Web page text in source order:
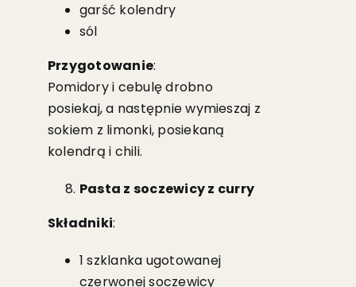
garść kolendry
sól
Przygotowanie:
Pomidory i cebulę drobno
posiekaj, a następnie wymieszaj z
sokiem z limonki, posiekaną
kolendrą i chili.
Pasta z soczewicy z curry
Składniki:
1 szklanka ugotowanej
czerwonej soczewicy